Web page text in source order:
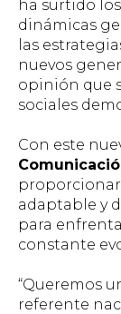
ha surtido
dinámicas
las
nuevos
opinión que
sociales
Con este
adaptable y
para
constante
“Queremos
referente